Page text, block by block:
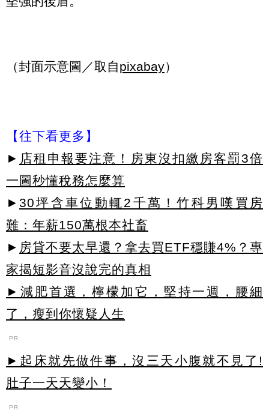
（封面示意圖／取自pixabay）
【往下看更多】
► 店租申報要注意！房東沒扣繳房客罰3倍
一圖秒懂稅務怎麼算
► 30坪含車位動輒2千萬！竹科男嘆買房
難：年薪150萬根本社畜
► 房貸不要太早還？拿去買ETF穩賺4%？專
家揭短影音沒說完的真相
►減肥首選，檸檬加它，堅持一週，腰細
了，瘦到你懷疑人生
PR
►起床就先做件事，沒三天小腹就不見了!
肚子一天天變小！
PR